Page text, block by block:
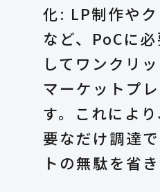
化: LP制作や
など、PoCに
してワンクリ
マーケットプ
す。これによ
要なだけ調達
トの無駄を省き